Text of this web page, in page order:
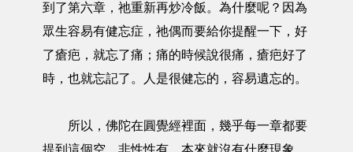
到了第六章，祂重新再炒冷飯。為什麼呢？因為
眾生容易有健忘症，祂偶而要給你提醒一下，好
了瘡疤，就忘了痛；痛的時候說很痛，瘡疤好了
時，也就忘記了。人是很健忘的，容易遺忘的。
所以，佛陀在圓覺經裡面，幾乎每一章都要
提到這個空，非性性有，本來就沒有什麼現象